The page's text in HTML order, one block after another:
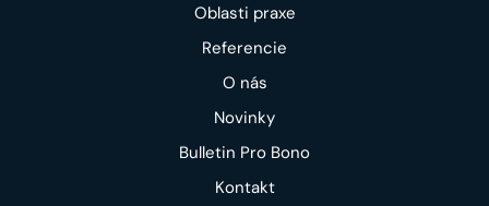
Oblasti praxe
Referencie
O nás
Novinky
Bulletin Pro Bono
Kontakt